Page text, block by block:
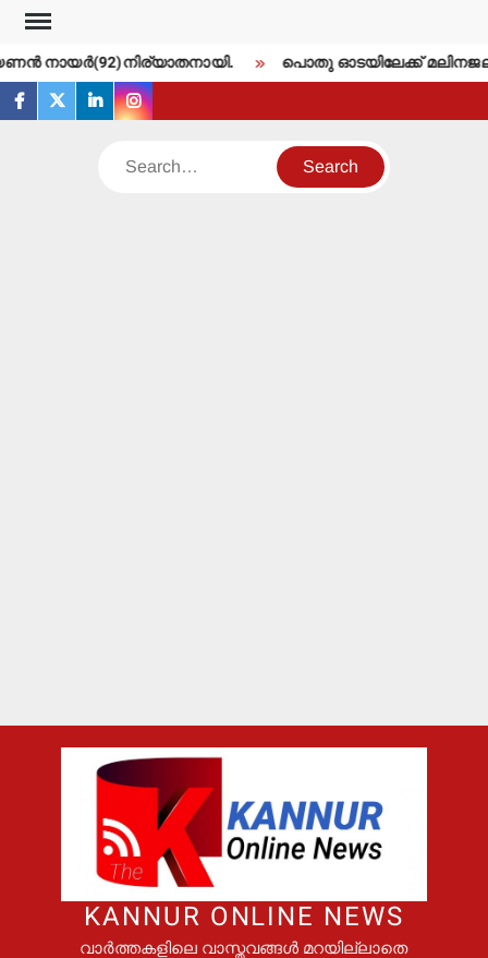
Skip
contentനായര്‍(92)നിര്യാതനായി. പൊതു ഓടയിലേക്ക്
facebook
twitterlinkedininstagram
Search
KANNUR ONLINE NEWS
വാർത്തകളിലെ വാസ്തവങ്ങൾ മറയില്ലാതെ